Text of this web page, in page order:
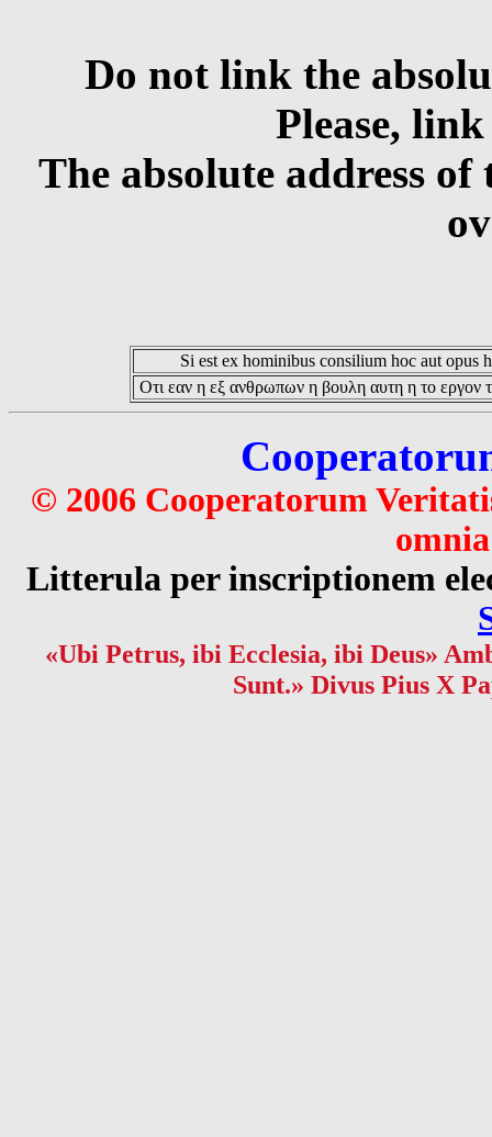
Do not link the
Please,
The absolute address
Si est ex hominibus consilium hoc aut opus
Οτι εαν η εξ ανθρωπων η βουλη αυτη η το εργον
© 2006 Cooperatorum
Litterula per inscriptionem
«Ubi Petrus, ibi Ecclesia, ibi Deus»
Sunt.» Divus Pius X